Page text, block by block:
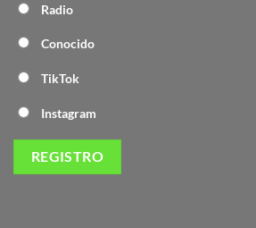
Radio
Conocido
TikTok
Instagram